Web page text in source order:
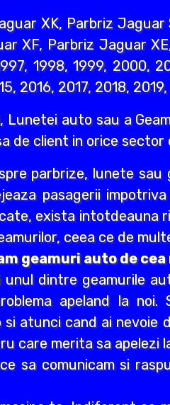
XK, Parbriz
XF, Parbriz Jaguar
1998, 1999, 2000,
2016, 2017, 2018,
Lunetei auto sau a
de client in orice
parbrize, lunete
pasagerii
exista intotdeauna
ceea ce de
geamuri auto de
dintre geamurile
apeland la noi.
atunci cand ai nevoie
care merita sa apelezi
sa comunicam si